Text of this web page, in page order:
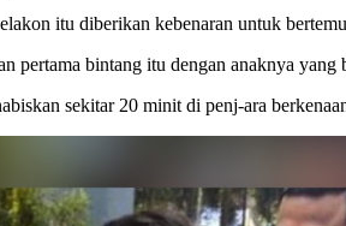
itu diberikan kebenaran untuk
pertama bintang itu dengan anaknya
sekitar 20 minit di penj-ara